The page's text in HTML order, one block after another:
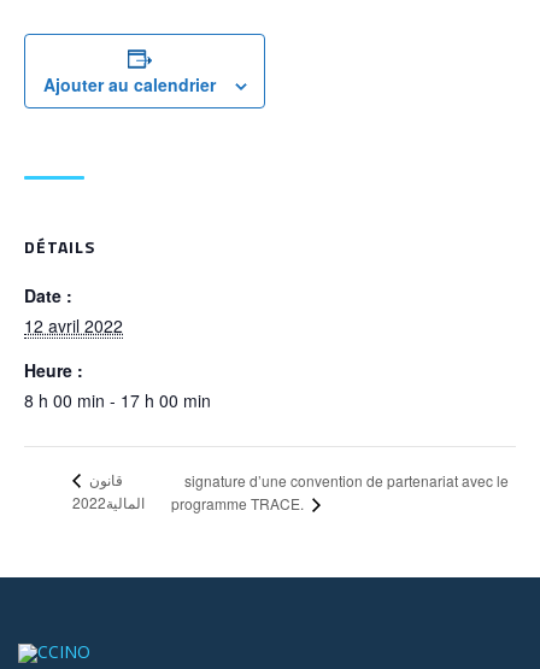
Ajouter au calendrier
DÉTAILS
Date :
12 avril 2022
Heure :
8 h 00 min - 17 h 00 min
المالية2022
signature d’une convention de partenariat avec le
programme TRACE.